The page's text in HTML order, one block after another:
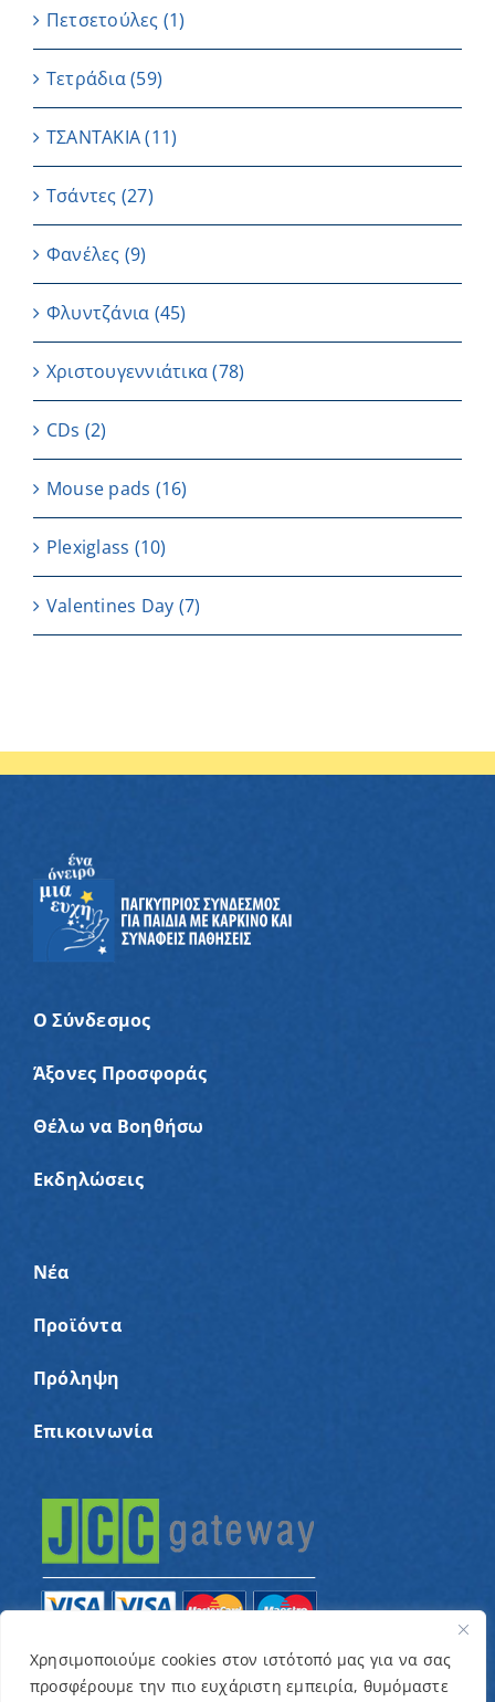
Χρησιμοποιούμε cookies στον ιστότοπό μας για να σας
προσφέρουμε την πιο ευχάριστη εμπειρία, θυμόμαστε
Πετσετούλες (1)
Τετράδια(59)
ΤΣΑΝΤΑΚΙΑ (11)
Τσάντες (27)
Φανέλες (9)
Φλυντζάνια (45)
Χριστουγεννιάτικα(78)
CDs (2)
Μouse pads (16)
Plexiglass (10)
Valentines Day (7)
Ο Σύνδεσμος
Άξονες Προσφοράς
Θέλω να Βοηθήσω
Εκδηλώσεις
Νέα
Προϊόντα
Πρόληψη
Επικοινωνία
© Copyright 2022 – Παγκύπριος Σύνδεσμος για